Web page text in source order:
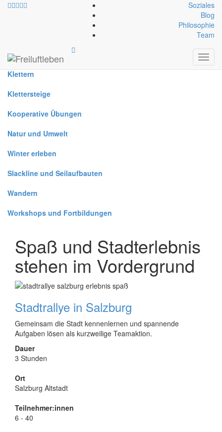
Soziales
Blog
Philosophie
Team
Canyoning
Klettern
Klettersteige
Kooperative Übungen
Natur und Umwelt
Winter erleben
Slackline und Seilaufbauten
Wandern
Workshops und Fortbildungen
Spaß und Stadterlebnis
stehen im Vordergrund
Stadtrallye in Salzburg
Gemeinsam die Stadt kennenlernen und spannende
Aufgaben lösen als kurzweilige Teamaktion.
Dauer
3 Stunden
Ort
Salzburg Altstadt
Teilnehmer:innen
6 - 40